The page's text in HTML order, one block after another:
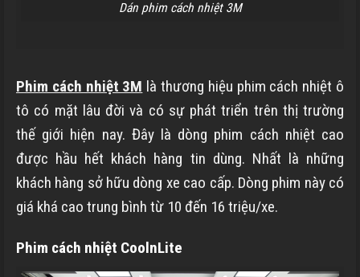
Dán phim cách nhiệt 3M
Phim cách nhiệt 3M là thương hiệu phim cách nhiệt ô
tô có mặt lâu đời và có sự phát triển trên thị trường
thế giới hiện nay. Đây là dòng phim cách nhiệt cao
được hầu hết khách hàng tin dùng. Nhất là những
khách hàng sở hữu dòng xe cao cấp. Dòng phim này có
giá khá cao trung bình từ 10 đến 16 triệu/xe.
Phim cách nhiệt CoolnLite